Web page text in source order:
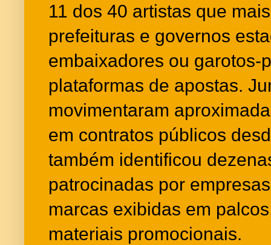
11 dos 40 artistas que
prefeituras e governos
embaixadores ou garotos-
plataformas de apostas.
movimentaram
em contratos públicos
também identificou
patrocinadas por
marcas exibidas em
materiais promocionais.